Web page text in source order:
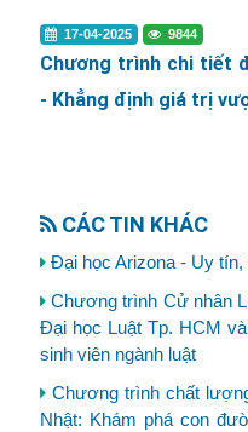
17-04-2025 9844
Chương trình chi tiết
- Khẳng định giá trị
CÁC TIN KHÁC
Đại học Arizona - Uy
Chương trình Cử nhân
Đại học Luật Tp. HCM
sinh viên ngành luật
Chương trình chất
Nhật: Khám phá con